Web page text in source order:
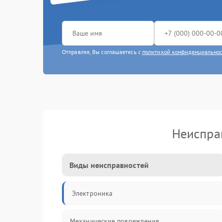
Отправляя, Вы соглашаетесь с политикой
Виды неисправностей
Электроника